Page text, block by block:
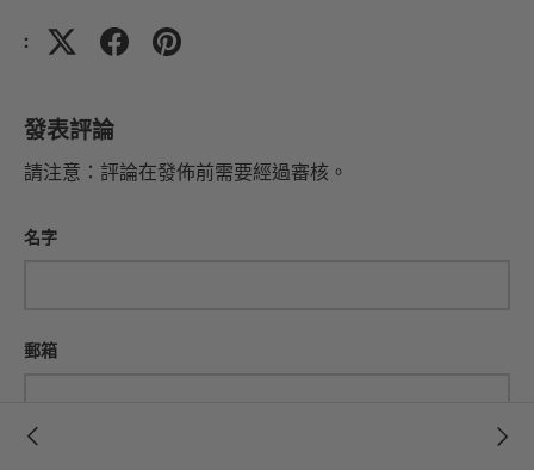
:
發表評論
請注意：評論在發佈前需要經過審核。
名字
郵箱